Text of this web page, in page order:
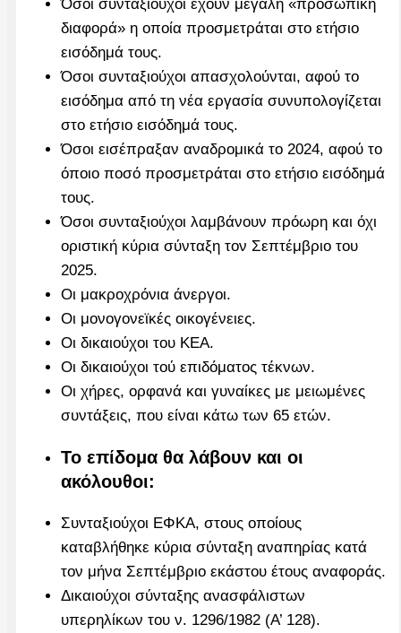
Όσοι συνταξιούχοι έχουν μεγάλη «προσωπική
διαφορά» η οποία προσμετράται στο ετήσιο
εισόδημά τους.
Όσοι συνταξιούχοι απασχολούνται, αφού το
εισόδημα από τη νέα εργασία συνυπολογίζεται
στο ετήσιο εισόδημά τους.
Όσοι εισέπραξαν αναδρομικά το 2024, αφού το
όποιο ποσό προσμετράται στο ετήσιο εισόδημά
τους.
Όσοι συνταξιούχοι λαμβάνουν πρόωρη και όχι
οριστική κύρια σύνταξη τον Σεπτέμβριο του
2025.
Οι μακροχρόνια άνεργοι.
Οι μονογονεϊκές οικογένειες.
Οι δικαιούχοι του ΚΕΑ.
Οι δικαιούχοι τού επιδόματος τέκνων.
Οι χήρες, ορφανά και γυναίκες με μειωμένες
συντάξεις, που είναι κάτω των 65 ετών.
Το επίδομα θα λάβουν και οι
ακόλουθοι:
Συνταξιούχοι ΕΦΚΑ, στους οποίους
καταβλήθηκε κύρια σύνταξη αναπηρίας κατά
τον μήνα Σεπτέμβριο εκάστου έτους αναφοράς.
Δικαιούχοι σύνταξης ανασφάλιστων
υπερηλίκων του ν. 1296/1982 (Α’ 128).